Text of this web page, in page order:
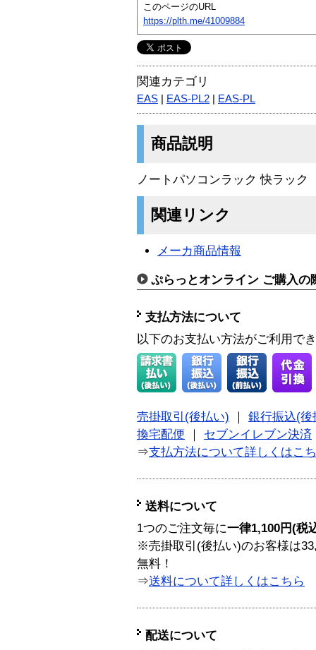
このページのURL
https://plth.me/41009884
関連カテゴリ
EAS EAS-PL2 EAS-PL
商品説明
ノートパソコンラック 快ラック
関連リンク
メーカ商品情報
ぷらっとオンライン ご購入の
支払方法について
以下のお支払い方法がご利用で
売掛取引(後払い)
銀行振込(後
換宅配便
セブンイレブン決済
⇒支払方法について詳しくはこ
送料について
1つのご注文毎に一律1,100円(税
※売掛取引(後払い)のお客様は
無料！
⇒送料について詳しくはこちら
配送について